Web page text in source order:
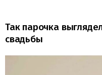
Так парочка
свадьбы